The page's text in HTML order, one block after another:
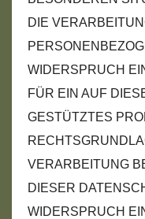
DIE
WIDERSPRUCH
FÜR EIN AUF
GESTÜTZTES
VERARBEITUNG
DIESER
WIDERSPRUCH